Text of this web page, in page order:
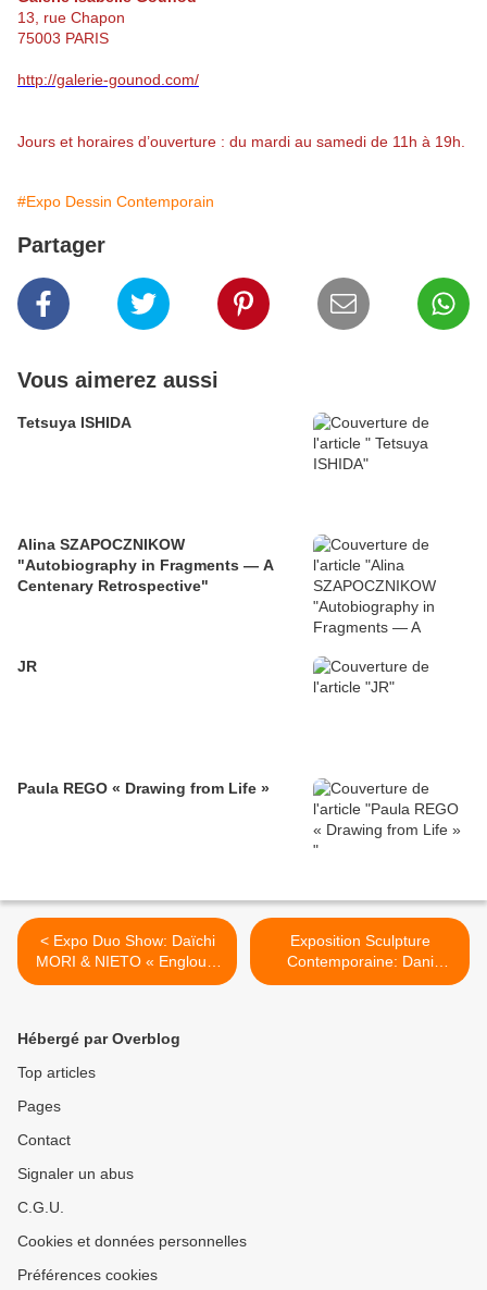
13, rue Chapon
75003 PARIS
http://galerie-gounod.com/
Jours et horaires d’ouverture : du mardi au samedi de 11h à 19h.
#Expo Dessin Contemporain
Partager
Vous aimerez aussi
Tetsuya ISHIDA
Alina SZAPOCZNIKOW
"Autobiography in Fragments — A
Centenary Retrospective"
JR
Paula REGO « Drawing from Life »
< Expo Duo Show: Daïchi
MORI & NIETO « Engloutir
l’Univers, excrémenter une
Exposition Sculpture
Contemporaine: Dani
KARAVAN « Adama » >
Hébergé par Overblog
Top articles
Pages
Contact
Signaler un abus
C.G.U.
Cookies et données personnelles
Préférences cookies